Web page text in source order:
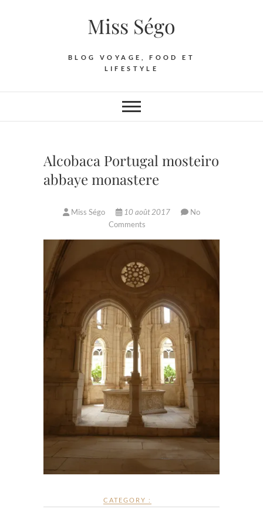
Miss Ségo
BLOG VOYAGE, FOOD ET
LIFESTYLE
Alcobaca Portugal mosteiro
abbaye monastere
Miss Ségo 10 août 2017
No
Comments
CATEGORY :